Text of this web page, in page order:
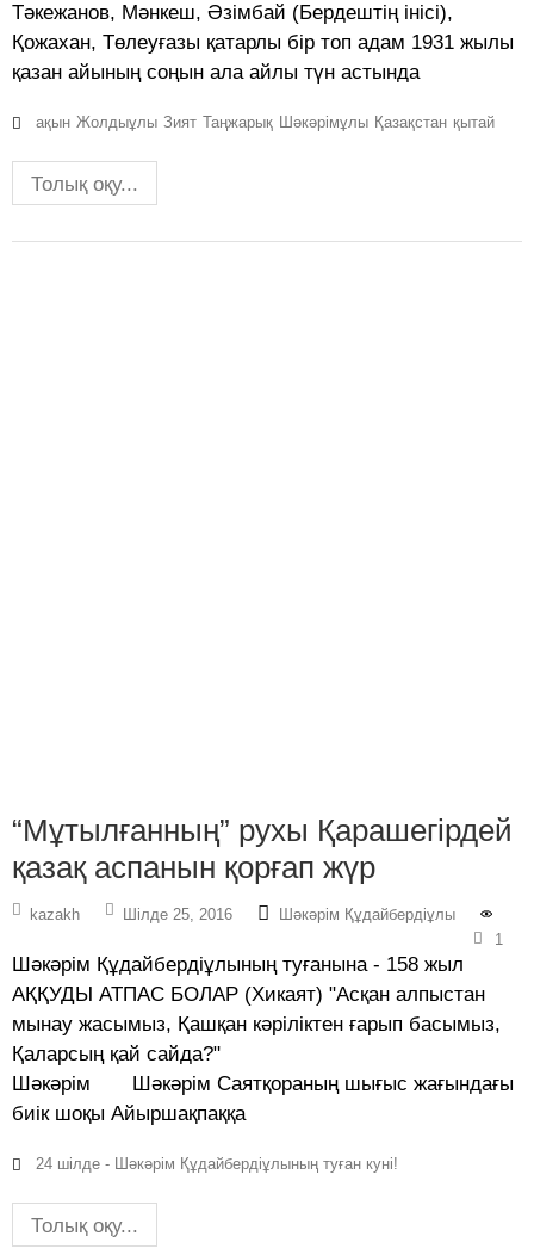
Тәкежанов, Мәнкеш, Әзімбай (Бердештің інісі),
Қожахан, Төлеуғазы қатарлы бір топ адам 1931 жылы
қазан айының соңын ала айлы түн астында
ақын Жолдыұлы Зият Таңжарық Шәкәрімұлы Қазақстан қытай
Толық оқу...
“Мұтылғанның” рухы Қарашегірдей
қазақ аспанын қорғап жүр
kazakh Шілде 25, 2016
Шәкәрім Құдайбердіұлы
1
Шәкәрім Құдайбердіұлының туғанына - 158 жыл
АҚҚУДЫ АТПАС БОЛАР (Хикаят) "Асқан алпыстан
мынау жасымыз, Қашқан кәріліктен ғарып басымыз,
Қаларсың қай сайда?"
Шәкәрім Шәкәрім Саятқораның шығыс жағындағы
биік шоқы Айыршақпаққа
24 шілде - Шәкәрім Құдайбердіұлының туған куні!
Толық оқу...